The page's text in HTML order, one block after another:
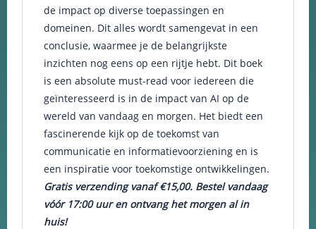
de impact op diverse toepassingen en
domeinen. Dit alles wordt samengevat in een
conclusie, waarmee je de belangrijkste
inzichten nog eens op een rijtje hebt. Dit boek
is een absolute must-read voor iedereen die
geïnteresseerd is in de impact van AI op de
wereld van vandaag en morgen. Het biedt een
fascinerende kijk op de toekomst van
communicatie en informatievoorziening en is
een inspiratie voor toekomstige ontwikkelingen.
Gratis verzending vanaf €15,00. Bestel vandaag
vóór 17:00 uur en ontvang het morgen al in
huis!